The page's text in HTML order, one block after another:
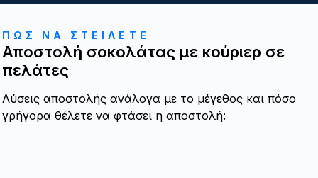
ΠΩΣ ΝΑ ΣΤΕΙΛΕΤΕ
Αποστολή σοκολάτας με κούριερ σε
πελάτες
Λύσεις αποστολής ανάλογα με το μέγεθος και πόσο
γρήγορα θέλετε να φτάσει η αποστολή: